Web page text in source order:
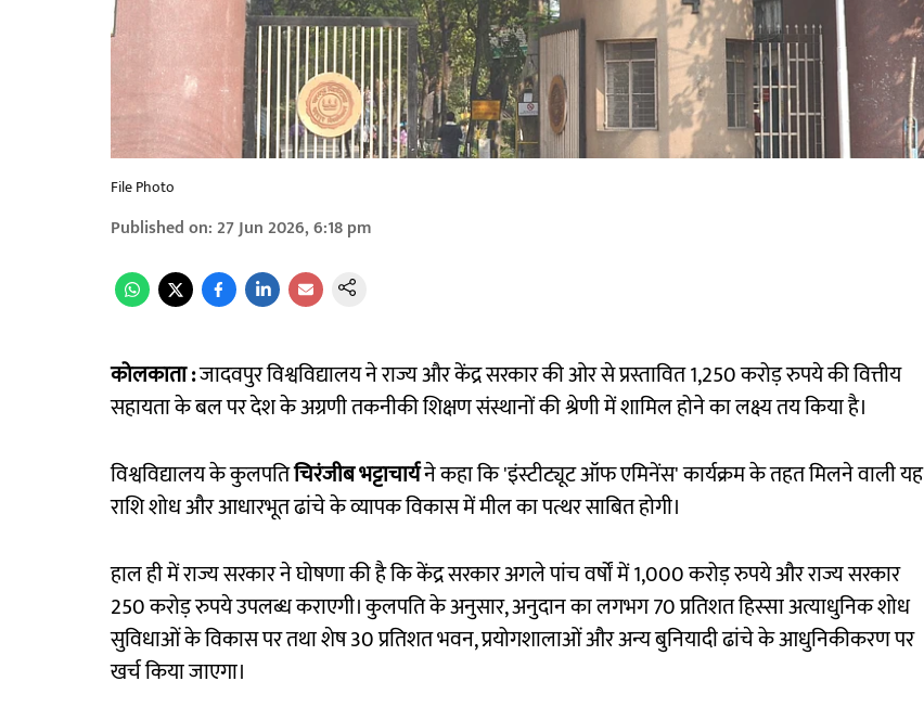
File Photo
Published on:27 Jun 2026, 6:18 pm
कोलकाता :जादवपुर विश्वविद्यालय ने राज्य और केंद्र सरकार की ओर से प्रस्तावित 1,250 करोड़ रुपये की वित्तीय
सहायता के बल पर देश के अग्रणी तकनीकी शिक्षण संस्थानों की श्रेणी में शामिल होने का लक्ष्य तय किया है।
विश्वविद्यालय के कुलपतिचिरंजीब भट्टाचार्यने कहा कि 'इंस्टीट्यूट ऑफ एमिनेंस' कार्यक्रम के तहत मिलने वाली यह
राशि शोध और आधारभूत ढांचे के व्यापक विकास में मील का पत्थर साबित होगी।
हाल ही में राज्य सरकार ने घोषणा की है कि केंद्र सरकार अगले पांच वर्षों में 1,000 करोड़ रुपये और राज्य सरकार
250 करोड़ रुपये उपलब्ध कराएगी। कुलपति के अनुसार, अनुदान का लगभग 70 प्रतिशत हिस्सा अत्याधुनिक शोध
सुविधाओं के विकास पर तथा शेष 30 प्रतिशत भवन, प्रयोगशालाओं और अन्य बुनियादी ढांचे के आधुनिकीकरण पर
खर्च किया जाएगा।